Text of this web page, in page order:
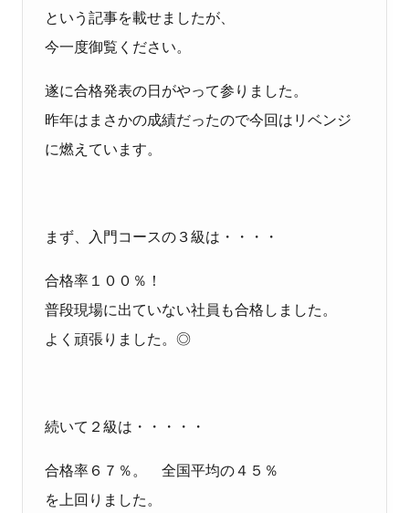
という記事を載せましたが、
今一度御覧ください。
遂に合格発表の日がやって参りました。
昨年はまさかの成績だったので今回はリベンジ
に燃えています。
まず、入門コースの３級は・・・・
合格率１００％！
普段現場に出ていない社員も合格しました。
よく頑張りました。◎
続いて２級は・・・・・
合格率６７％。 全国平均の４５％
を上回りました。